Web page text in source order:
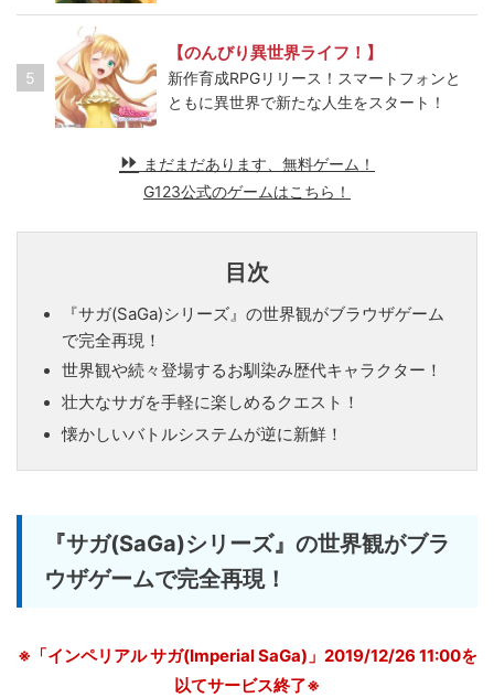
5
【のんびり異世界ライフ！】
新作育成RPGリリース！スマートフォンと
ともに異世界で新たな人生をスタート！
まだまだあります、無料ゲーム！
G123公式のゲームはこちら！
目次
『サガ(SaGa)シリーズ』の世界観がブラウザゲーム
で完全再現！
世界観や続々登場するお馴染み歴代キャラクター！
壮大なサガを手軽に楽しめるクエスト！
懐かしいバトルシステムが逆に新鮮！
『サガ(SaGa)シリーズ』の世界観がブラ
ウザゲームで完全再現！
※「インペリアル サガ(Imperial SaGa)」2019/12/26 11:00を
以てサービス終了※